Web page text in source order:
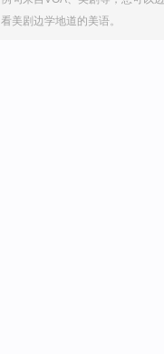
看美剧边学地道的美语。